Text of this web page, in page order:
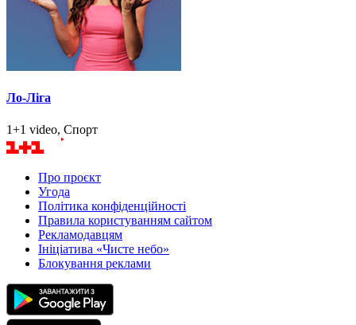
Ло-Ліга
1+1 video, Спорт
Про проєкт
Угода
Політика конфіденційності
Правила користуванням сайтом
Рекламодавцям
Ініціатива «Чисте небо»
Блокування реклами